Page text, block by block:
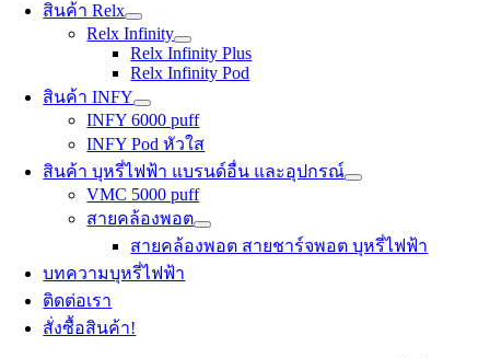
สินค้า Relx
Relx Infinity
Relx Infinity Plus
Relx Infinity Pod
สินค้า INFY
INFY 6000 puff
INFY Pod หัวใส
สินค้า บุหรี่ไฟฟ้า แบรนด์อื่น และอุปกรณ์
VMC 5000 puff
สายคล้องพอต
สายคล้องพอต สายชาร์จพอต บุหรี่ไฟฟ้า
บทความบุหรี่ไฟฟ้า
ติดต่อเรา
สั่งซื้อสินค้า!